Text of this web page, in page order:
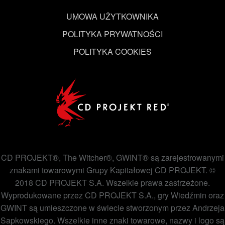
UMOWA UŻYTKOWNIKA
POLITYKA PRYWATNOŚCI
POLITYKA COOKIES
CD PROJEKT®, The Witcher®, GWINT® są zarejestrowanymi
znakami towarowymi Grupy Kapitałowej CD PROJEKT. ©
2018 CD PROJEKT S.A. Wszelkie prawa zastrzeżone.
Wyprodukowane przez CD PROJEKT S.A., gry Wiedźmin oraz
GWINT są umieszczone w świecie stworzonym przez Andrzeja
Sapkowskiego. Wszelkie inne znaki towarowe, nazwy i logo są